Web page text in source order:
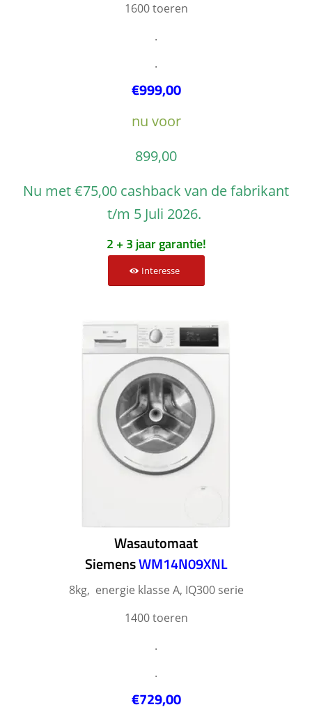
1600 toeren
.
.
€999,00
nu voor
899,00
Nu met €75,00 cashback van de fabrikant
t/m 5 Juli 2026.
2 + 3 jaar garantie!
Interesse
Wasautomaat
SiemensWM14N09XNL
8kg, energie klasse A, IQ300 serie
1400 toeren
.
.
€729,00